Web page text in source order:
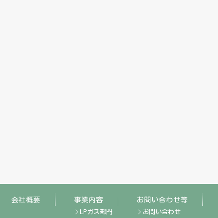
会社概要 事業内容
LPガス部門
お問い合わせ等
お問い合わせ